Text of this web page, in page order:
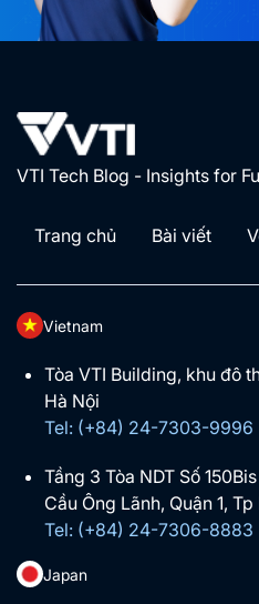
VTI Tech Blog - Insights for
Trang chủ Bài viết
Vietnam
Tòa VTI Building, khu đô
Hà Nội
Tel: (+84) 24-7303-9996
Tầng 3 Tòa NDT Số
Cầu Ông Lãnh, Quận 1,
Tel: (+84) 24-7306-8883
Japan